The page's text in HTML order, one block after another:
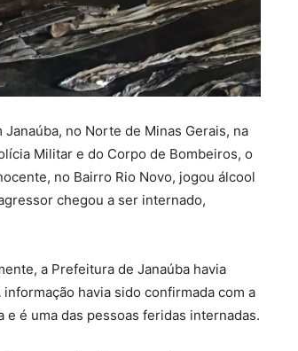
no Norte de Minas Gerais, na
Militar e do Corpo de Bombeiros, o
no Bairro Rio Novo, jogou álcool
chegou a ser internado,
a Prefeitura de Janaúba havia
havia sido confirmada com a
é uma das pessoas feridas internadas.